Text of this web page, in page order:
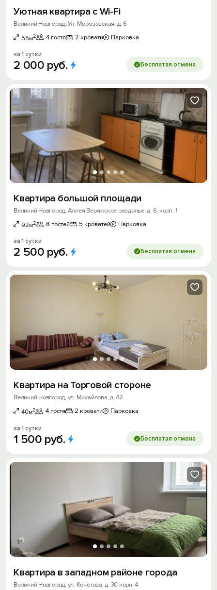
Уютная квартира с Wi-Fi
Великий Новгород, Ул. Морозовская, д. 6
55м2 4 гостя 2 кровати Парковка
за 1 сутки
2 000 руб. Бесплатая отмена
Квартира большой площади
Великий Новгород, Аллея Веряжское раздолье, д. 6, корп. 1
92м2 8 гостей 5 кроватей Парковка
за 1 сутки
2 500 руб. Бесплатая отмена
Квартира на Торговой стороне
Великий Новгород, ул. Михайлова, д. 42
40м2 4 гостя 2 кровати Парковка
за 1 сутки
1 500 руб. Бесплатая отмена
Квартира в западном районе города
Великий Новгород, ул. Кочетова, д. 30 корп. 4